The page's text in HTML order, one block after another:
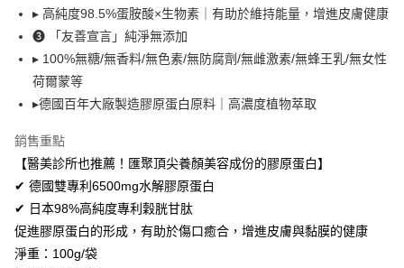
１．透過由恩沛科技股份有限公司提供之「AFTEE先享後付」服務完成之交
易，需依本服務之必要範圍內提供個人資料，並將交易相關給付款項請求債
權轉讓予恩沛科技股份有限公司。
２．關於個人資料處理事宜，請瀏覽以下網址：
https://aftee.tw/terms/#terms3
「AFTEE先享後付」，若未經同意申辦者引起之損失，本公司不負相關責
任。
４．使用「AFTEE先享後付」時，將依據個別帳號之用戶狀況，依本公司即
時審查核予不同之上限額度；若仍有額度不足之情形，本公司將視審查結果
請求用戶進行身份認證。
恩沛科技股份有限公司將有權停止該用戶之使用額度並採取法律行動。
每筆NT$80，滿NT$1,680(含以上)免運費
7-11取貨付款
每筆NT$80，滿NT$1,680(含以上)免運費
付款後7-11取貨
每筆NT$80，滿NT$1,680(含以上)免運費
台灣本島宅配
每筆NT$80，滿NT$1,680(含以上)免運費
離島宅配
每筆NT$100，滿NT$2,000(含以上)免運費
▸ 高純度98.5%蛋胺酸×生物素｜有助於維持能量，增進皮膚健康
❸ 「友善宣言」純淨無添加
▸ 100%無糖/無香料/無色素/無防腐劑/無雌激素/無蜂王乳/無女性
荷爾蒙等
▸德國百年大廠製造膠原蛋白原料｜高濃度植物萃取
銷售重點
【醫美診所也推薦！匯聚頂尖養顏美容成份的膠原蛋白】
✔ 德國雙專利6500mg水解膠原蛋白
✔ 日本98%高純度專利穀胱甘肽
促進膠原蛋白的形成，有助於傷口癒合，增進皮膚與黏膜的健康
淨重：100g/袋